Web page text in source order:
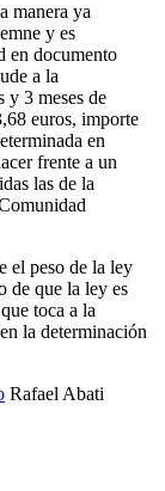
manera ya
y es
en documento
a la
y 3 meses de
euros, importe
en
frente a un
las de la
el peso de la ley
de que la ley es
toca a la
la determinación
Rafael Abati